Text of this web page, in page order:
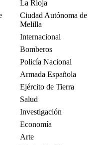
La Rioja
Ciudad Autónoma de
Melilla
Internacional
Bomberos
Policía Nacional
Armada Española
Ejército de Tierra
Salud
Investigación
Economía
Arte